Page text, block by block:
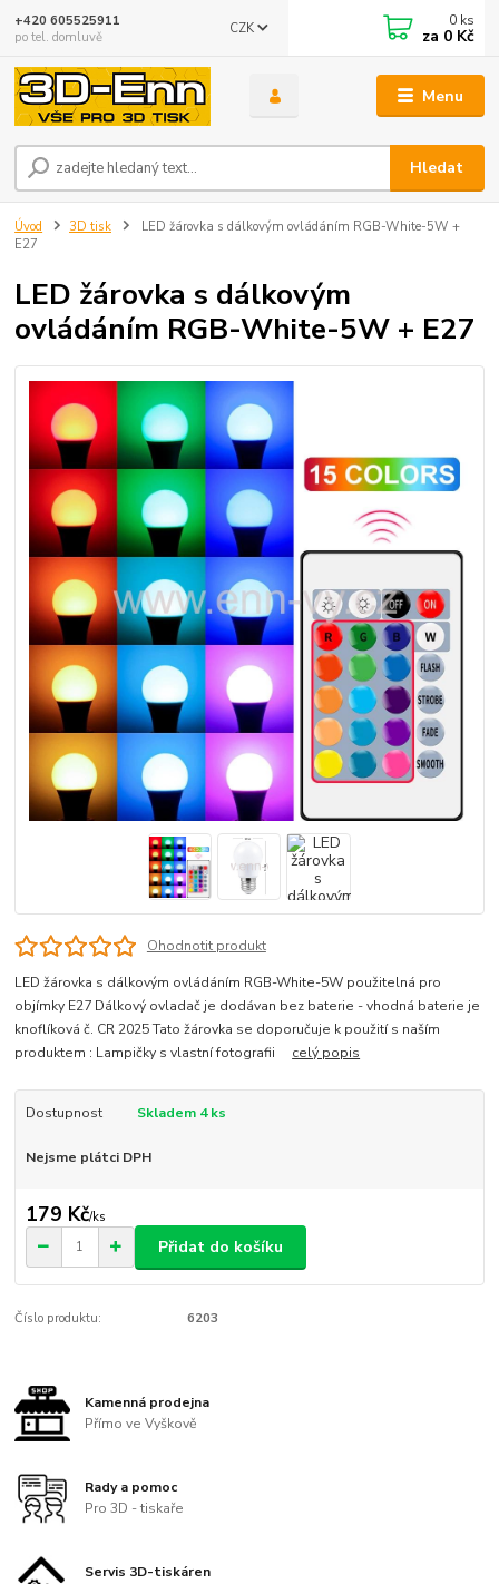
Menu
CZK
Hledat
+420 605525911
po tel. domluvě
0 ks
za 0 Kč
Úvod 3D tisk
LED žárovka s dálkovým ovládáním RGB-White-5W +
E27
LED žárovka s dálkovým
ovládáním RGB-White-5W + E27
Ohodnotit produkt
LED žárovka s dálkovým ovládáním RGB-White-5W použitelná pro
objímky E27 Dálkový ovladač je dodávan bez baterie - vhodná baterie je
knoflíková č. CR 2025 Tato žárovka se doporučuje k použití s naším
produktem : Lampičky s vlastní fotografii celý popis
Dostupnost Skladem 4 ks
Nejsme plátci DPH
179 Kč/ks
Přidat do košíku
Číslo produktu: 6203
Kamenná prodejna
Přímo ve Vyškově
Rady a pomoc
Pro 3D - tiskaře
Servis 3D-tiskáren